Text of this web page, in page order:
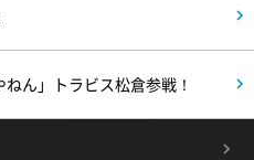
ん」トラビス松倉参戦！